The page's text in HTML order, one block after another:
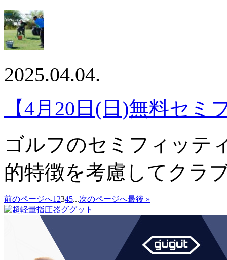
2025.04.04.
【4月20日(日)無料セ
ゴルフのセミフィッテ
的特徴を考慮してクラ
前のページへ1 2345...次のページへ最後 »